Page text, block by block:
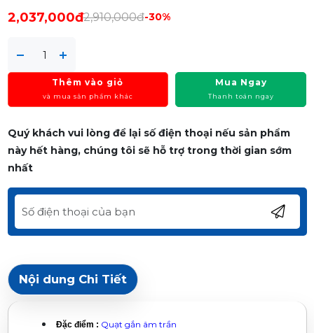
2,037,000đ2,910,000đ-30%
Thêm vào giỏ
và mua sản phẩm khác
Mua Ngay
Thanh toán ngay
Quý khách vui lòng để lại số điện thoại nếu sản phẩm
này hết hàng, chúng tôi sẽ hỗ trợ trong thời gian sớm
nhất
Nội dung Chi Tiết
Đặc điểm : Quạt gắn âm trần